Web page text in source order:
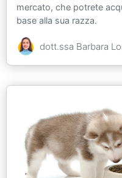
mercato, che potrete
base alla sua razza.
dott.ssa Barbara